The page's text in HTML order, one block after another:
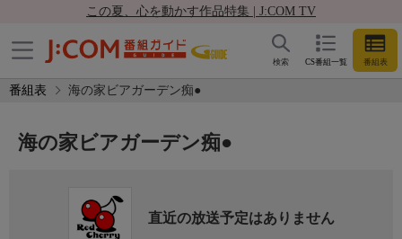
この夏、心を動かす作品特集 | J:COM TV
CS番組一覧 番組表
検索
番組表 海の家ビアガーデン痴●
海の家ビアガーデン痴●
直近の放送予定はありません